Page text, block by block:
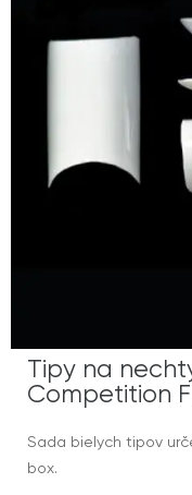
Tipy na
Competition
Sada bielych tipov
box.